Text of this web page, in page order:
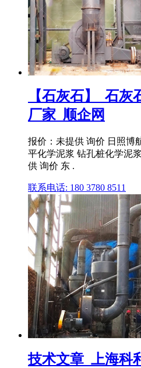
【石灰石】_石
厂家_顺企网
报价：未提供 询价 日照博
平化学泥浆 钻孔桩化学泥
供 询价 东 .
联系电话: 180 3780 8511
技术文章_上海科